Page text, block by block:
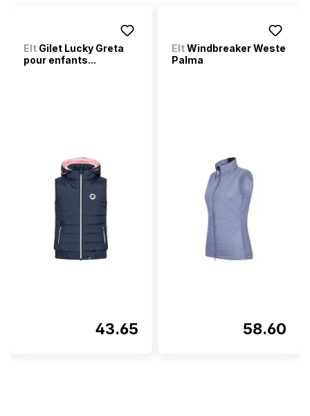
Elt Gilet Lucky Greta
pour enfants...
43.65
EltWindbreaker Weste
Palma
58.60